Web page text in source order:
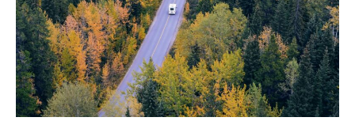
Danmark
til
Grækenland
i
autocamper?